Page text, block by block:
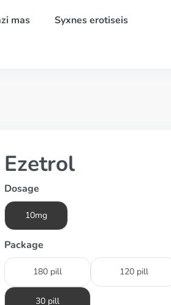
mas Syxnes erotiseis
Ezetrol
Dosage
10mg
Package
180 pill 120 pill
30 pill